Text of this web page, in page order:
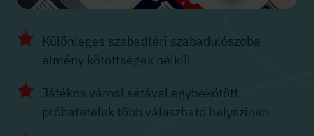
Különleges szabadtéri szabadulószoba
élmény kötöttségek nélkül
Játékos városi sétával egybekötött
próbatételek több válaszható helyszínen